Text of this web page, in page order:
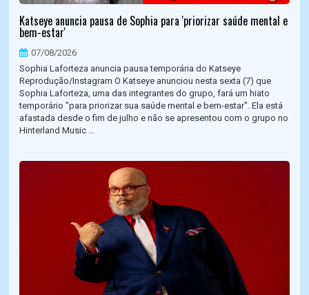
Katseye anuncia pausa de Sophia para 'priorizar saúde mental e
bem-estar'
07/08/2026
Sophia Laforteza anuncia pausa temporária do Katseye
Reprodução/Instagram O Katseye anunciou nesta sexta (7) que
Sophia Laforteza, uma das integrantes do grupo, fará um hiato
temporário "para priorizar sua saúde mental e bem-estar". Ela está
afastada desde o fim de julho e não se apresentou com o grupo no
Hinterland Music ...